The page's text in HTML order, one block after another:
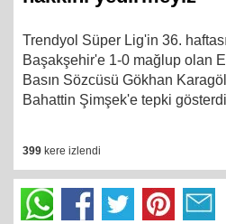
Trendyol Süper Lig'in 36.
Başakşehir'e 1-0 mağlup olan
Basın Sözcüsü Gökhan
Bahattin Şimşek'e tepki
399 kere izlendi